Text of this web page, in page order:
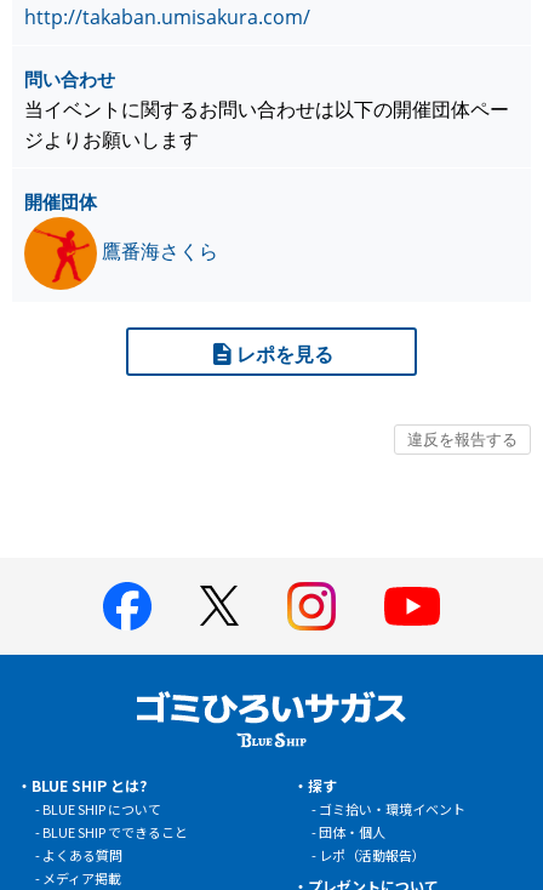
http://takaban.umisakura.com/
問い合わせ
当イベントに関するお問い合わせは以下の開催団体ペー
ジよりお願いします
開催団体
鷹番海さくら
レポを見る
BLUE SHIP とは?
BLUE SHIP について
BLUE SHIP でできること
よくある質問
メディア掲載
探す
ゴミ拾い・環境イベント
団体・個人
レポ（活動報告）